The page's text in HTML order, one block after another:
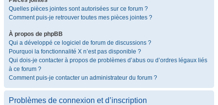
Quelles pièces jointes sont autorisées sur ce forum ?
Comment puis-je retrouver toutes mes pièces jointes ?
À propos de phpBB
Qui a développé ce logiciel de forum de discussions ?
Pourquoi la fonctionnalité X n’est pas disponible ?
Qui dois-je contacter à propos de problèmes d’abus ou d’ordres légaux liés
à ce forum ?
Comment puis-je contacter un administrateur du forum ?
Problèmes de connexion et d’inscription